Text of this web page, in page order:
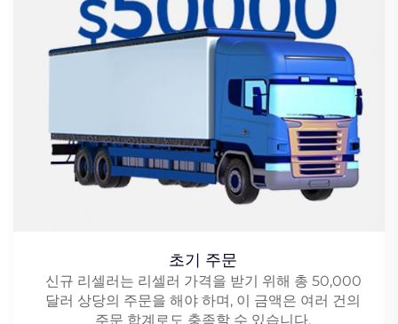
초기 주문
신규 리셀러는 리셀러 가격을 받기 위해 총 50,000
달러 상당의 주문을 해야 하며, 이 금액은 여러 건의
주문 합계로도 충족할 수 있습니다.